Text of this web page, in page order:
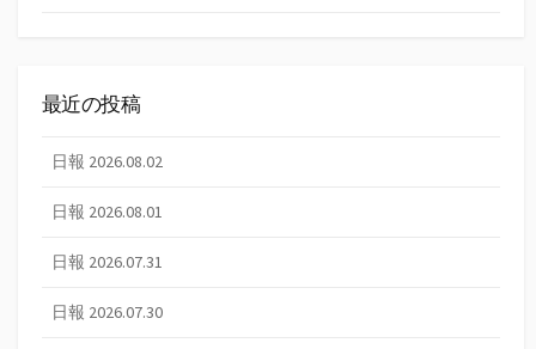
最近の投稿
日報 2026.08.02
日報 2026.08.01
日報 2026.07.31
日報 2026.07.30